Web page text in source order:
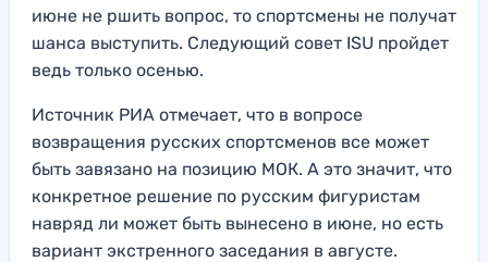
июне не ршить вопрос, то спортсмены не получат
шанса выступить. Следующий совет ISU пройдет
ведь только осенью.
Источник РИА отмечает, что в вопросе
возвращения русских спортсменов все может
быть завязано на позицию МОК. А это значит, что
конкретное решение по русским фигуристам
навряд ли может быть вынесено в июне, но есть
вариант экстренного заседания в августе.